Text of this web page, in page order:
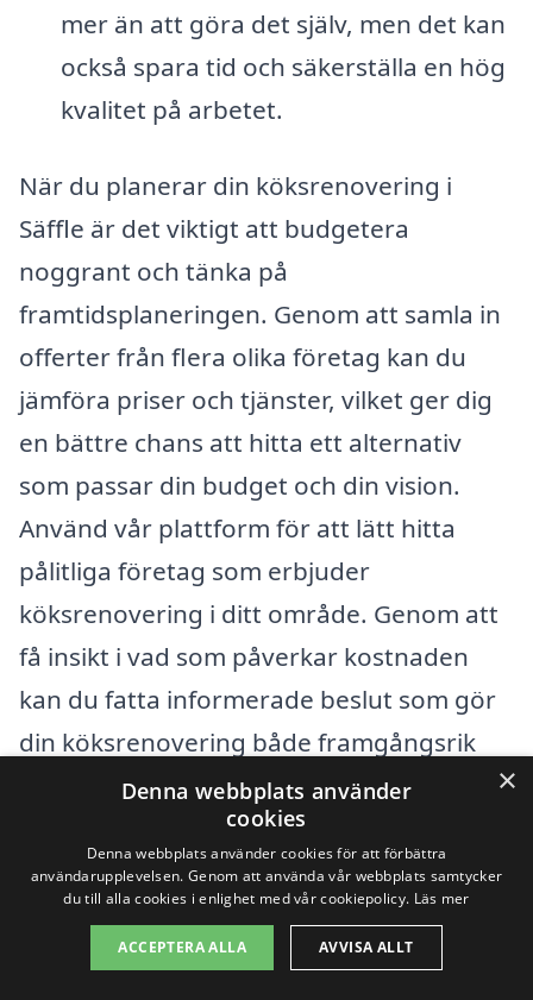
mer än att göra det själv, men det kan
också spara tid och säkerställa en hög
kvalitet på arbetet.
När du planerar din köksrenovering i
Säffle är det viktigt att budgetera
noggrant och tänka på
framtidsplaneringen. Genom att samla in
offerter från flera olika företag kan du
jämföra priser och tjänster, vilket ger dig
en bättre chans att hitta ett alternativ
som passar din budget och din vision.
Använd vår plattform för att lätt hitta
pålitliga företag som erbjuder
köksrenovering i ditt område. Genom att
få insikt i vad som påverkar kostnaden
kan du fatta informerade beslut som gör
din köksrenovering både framgångsrik
och tillfredsställande.
Få 3 erbjudanden, gratis och utan
förpliktelser
×
Denna webbplats använder
cookies
Denna webbplats använder cookies för att förbättra
användarupplevelsen. Genom att använda vår webbplats samtycker
du till alla cookies i enlighet med vår cookiepolicy. Läs mer
ACCEPTERA ALLA AVVISA ALLT